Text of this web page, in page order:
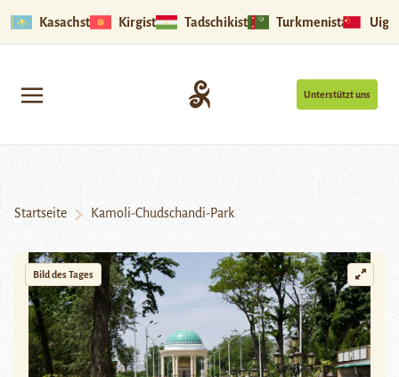
Kasachstan Kirgistan Tadschikistan Turkmenistan
Unterstützt uns
Startseite Kamoli-Chudschandi-Park
Bild des Tages